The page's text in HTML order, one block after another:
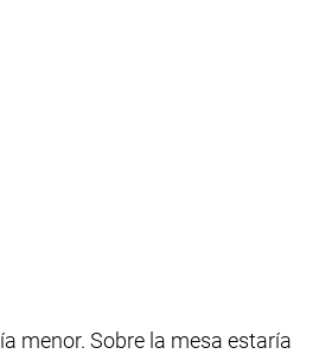
menor. Sobre la mesa estaría